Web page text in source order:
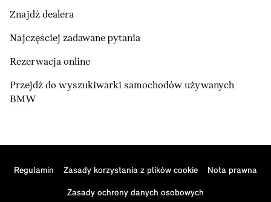
Znajdź dealera
Najczęściej zadawane pytania
Rezerwacja online
Przejdź do wyszukiwarki samochodów używanych
BMW
Regulamin Zasady korzystania z plików cookie Nota prawna
Zasady ochrony danych osobowych